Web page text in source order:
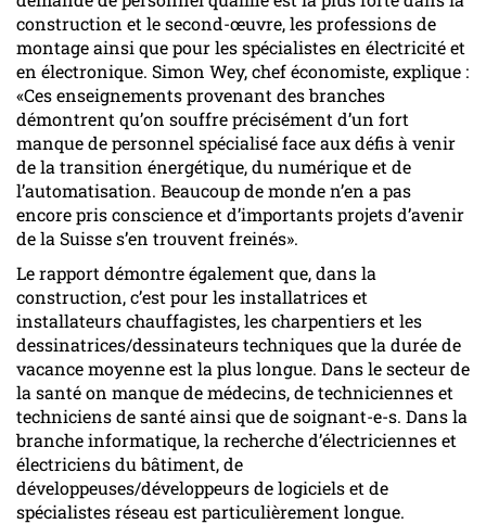
construction et le second-œuvre, les professions de
montage ainsi que pour les spécialistes en électricité et
en électronique. Simon Wey, chef économiste, explique :
«Ces enseignements provenant des branches
démontrent qu’on souffre précisément d’un fort
manque de personnel spécialisé face aux défis à venir
de la transition énergétique, du numérique et de
l’automatisation. Beaucoup de monde n’en a pas
encore pris conscience et d’importants projets d’avenir
de la Suisse s’en trouvent freinés».
Le rapport démontre également que, dans la
construction, c’est pour les installatrices et
installateurs chauffagistes, les charpentiers et les
dessinatrices/dessinateurs techniques que la durée de
vacance moyenne est la plus longue. Dans le secteur de
la santé on manque de médecins, de techniciennes et
techniciens de santé ainsi que de soignant-e-s. Dans la
branche informatique, la recherche d’électriciennes et
électriciens du bâtiment, de
développeuses/développeurs de logiciels et de
spécialistes réseau est particulièrement longue.